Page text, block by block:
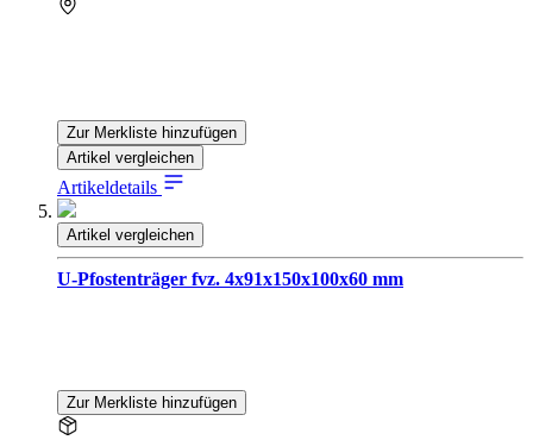
Zur Merkliste hinzufügen
Artikel vergleichen
Artikeldetails
Artikel vergleichen
U-Pfostenträger fvz. 4x91x150x100x60 mm
Zur Merkliste hinzufügen